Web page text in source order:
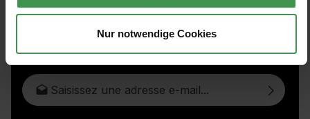
Nur notwendige Cookies
manquez aucune nouvelle ou promotion.
Adresse e-mail*